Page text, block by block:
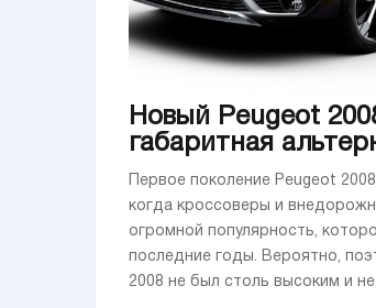
Новый Peugeot
габаритная
Первое поколение Peugeot
когда кроссоверы и
огромной популярность,
последние годы. Вероятно,
2008 не был столь высоким и